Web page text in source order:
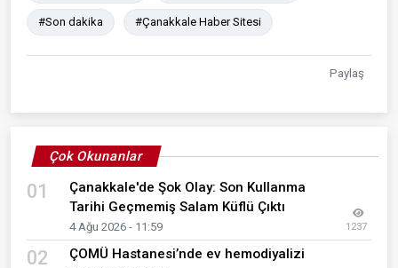
#Son dakika #Çanakkale Haber Sitesi
Paylaş
Çok Okunanlar
01
Çanakkale'de Şok Olay: Son Kullanma
Tarihi Geçmemiş Salam Küflü Çıktı
4 Ağu 2026 - 11:59 1237
02
ÇOMÜ Hastanesi’nde ev hemodiyalizi